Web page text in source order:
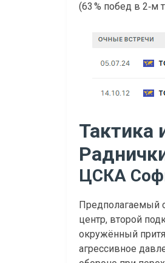
(63 % побед в 2‑м
Тактика
ЦСКА
Предполагаемый
центр, второй
окружённый
агрессивное